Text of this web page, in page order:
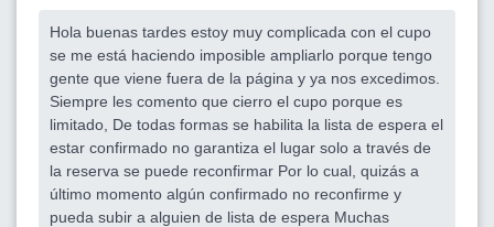
Hola buenas tardes estoy muy complicada con el cupo
se me está haciendo imposible ampliarlo porque tengo
gente que viene fuera de la página y ya nos excedimos.
Siempre les comento que cierro el cupo porque es
limitado, De todas formas se habilita la lista de espera el
estar confirmado no garantiza el lugar solo a través de
la reserva se puede reconfirmar Por lo cual, quizás a
último momento algún confirmado no reconfirme y
pueda subir a alguien de lista de espera Muchas